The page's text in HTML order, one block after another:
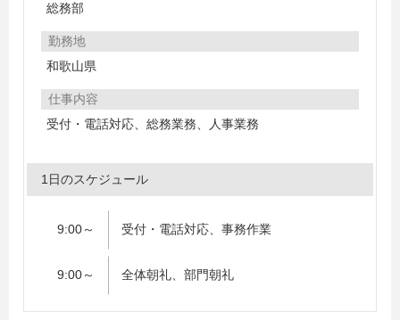
総務部
勤務地
和歌山県
仕事内容
受付・電話対応、総務業務、人事業務
1日のスケジュール
9:00～ 受付・電話対応、事務作業
9:00～ 全体朝礼、部門朝礼